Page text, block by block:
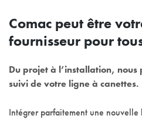
Comac peut être
fournisseur pour
Du projet à l’installation, nous
suivi de votre ligne à canettes.
Intégrer parfaitement une nouvelle